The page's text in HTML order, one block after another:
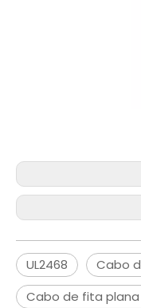
UL2468
Cabo
Cabo de fita